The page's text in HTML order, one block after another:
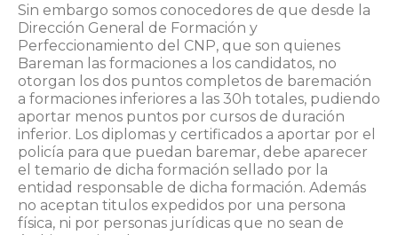
Sin embargo somos conocedores de que desde la
Dirección General de Formación y
Perfeccionamiento del CNP, que son quienes
Bareman las formaciones a los candidatos, no
otorgan los dos puntos completos de baremación
a formaciones inferiores a las 30h totales, pudiendo
aportar menos puntos por cursos de duración
inferior. Los diplomas y certificados a aportar por el
policía para que puedan baremar, debe aparecer
el temario de dicha formación sellado por la
entidad responsable de dicha formación. Además
no aceptan titulos expedidos por una persona
física, ni por personas jurídicas que no sean de